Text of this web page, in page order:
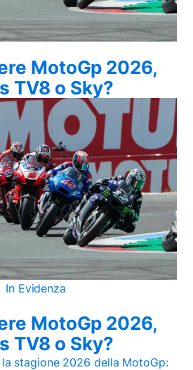
MotoGp 2026,
TV8 o Sky?
In Evidenza
MotoGp 2026,
TV8 o Sky?
stagione 2026 della MotoGp: